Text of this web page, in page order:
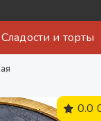
Сладости и торты
0.0